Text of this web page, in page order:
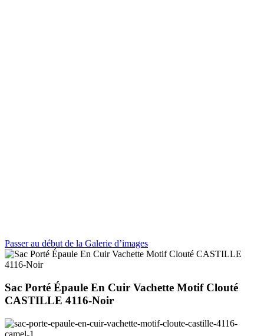
Passer au début de la Galerie d’images
Sac Porté Épaule En Cuir Vachette Motif Clouté
CASTILLE 4116-Noir